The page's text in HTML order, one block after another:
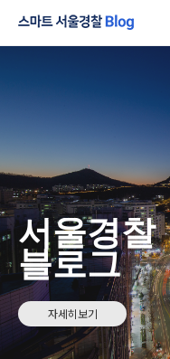
서울경찰
블로그
자세히보기